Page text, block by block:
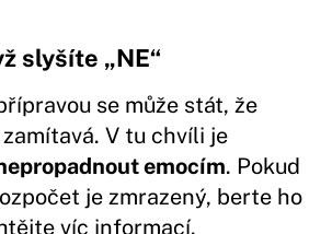
slyšíte „NE“
se může stát, že
V tu chvíli je
emocím. Pokud
je zmrazený, berte ho
víc informací.